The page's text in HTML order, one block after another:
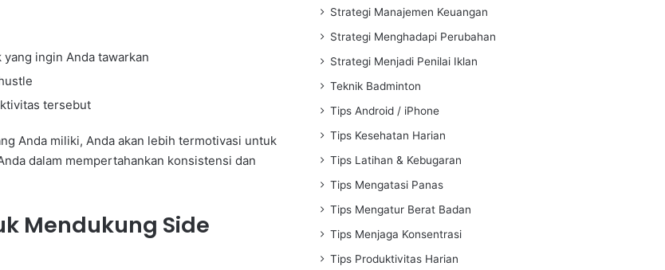
ingin Anda tawarkan
tersebut
Anda miliki, Anda akan lebih termotivasi untuk
dalam mempertahankan konsistensi dan
Mendukung Side
Strategi Manajemen Keuangan
Strategi Menghadapi Perubahan
Strategi Menjadi Penilai Iklan
Teknik Badminton
Tips Android / iPhone
Tips Kesehatan Harian
Tips Latihan & Kebugaran
Tips Mengatasi Panas
Tips Mengatur Berat Badan
Tips Menjaga Konsentrasi
Tips Produktivitas Harian